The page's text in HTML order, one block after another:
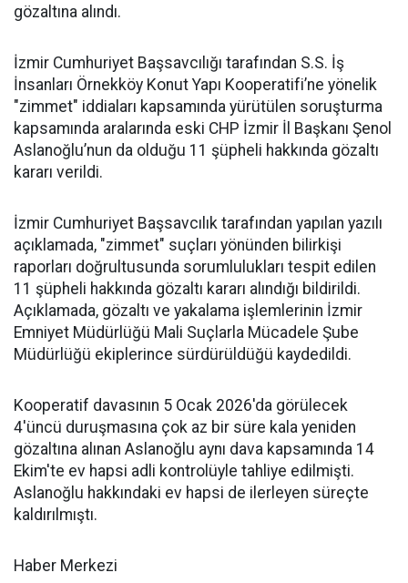
gözaltına alındı.
İzmir Cumhuriyet Başsavcılığı tarafından S.S. İş
İnsanları Örnekköy Konut Yapı Kooperatifi’ne yönelik
"zimmet" iddiaları kapsamında yürütülen soruşturma
kapsamında aralarında eski CHP İzmir İl Başkanı Şenol
Aslanoğlu’nun da olduğu 11 şüpheli hakkında gözaltı
kararı verildi.
İzmir Cumhuriyet Başsavcılık tarafından yapılan yazılı
açıklamada, "zimmet" suçları yönünden bilirkişi
raporları doğrultusunda sorumlulukları tespit edilen
11 şüpheli hakkında gözaltı kararı alındığı bildirildi.
Açıklamada, gözaltı ve yakalama işlemlerinin İzmir
Emniyet Müdürlüğü Mali Suçlarla Mücadele Şube
Müdürlüğü ekiplerince sürdürüldüğü kaydedildi.
Kooperatif davasının 5 Ocak 2026'da görülecek
4'üncü duruşmasına çok az bir süre kala yeniden
gözaltına alınan Aslanoğlu aynı dava kapsamında 14
Ekim'te ev hapsi adli kontrolüyle tahliye edilmişti.
Aslanoğlu hakkındaki ev hapsi de ilerleyen süreçte
kaldırılmıştı.
Haber Merkezi